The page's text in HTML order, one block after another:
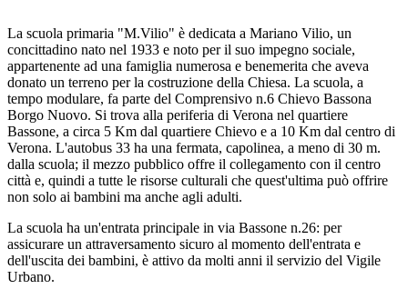
La scuola primaria "M.Vilio" è dedicata a Mariano Vilio, un
concittadino nato nel 1933 e noto per il suo impegno sociale,
appartenente ad una famiglia numerosa e benemerita che aveva
donato un terreno per la costruzione della Chiesa. La scuola, a
tempo modulare, fa parte del Comprensivo n.6 Chievo Bassona
Borgo Nuovo. Si trova alla periferia di Verona nel quartiere
Bassone, a circa 5 Km dal quartiere Chievo e a 10 Km dal centro di
Verona. L'autobus 33 ha una fermata, capolinea, a meno di 30 m.
dalla scuola; il mezzo pubblico offre il collegamento con il centro
città e, quindi a tutte le risorse culturali che quest'ultima può offrire
non solo ai bambini ma anche agli adulti.
La scuola ha un'entrata principale in via Bassone n.26: per
assicurare un attraversamento sicuro al momento dell'entrata e
dell'uscita dei bambini, è attivo da molti anni il servizio del Vigile
Urbano.